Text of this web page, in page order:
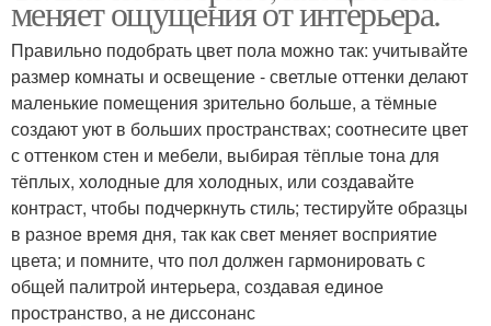
меняет ощущения от интерьера.
Правильно подобрать цвет пола можно так: учитывайте
размер комнаты и освещение - светлые оттенки делают
маленькие помещения зрительно больше, а тёмные
создают уют в больших пространствах; соотнесите цвет
с оттенком стен и мебели, выбирая тёплые тона для
тёплых, холодные для холодных, или создавайте
контраст, чтобы подчеркнуть стиль; тестируйте образцы
в разное время дня, так как свет меняет восприятие
цвета; и помните, что пол должен гармонировать с
общей палитрой интерьера, создавая единое
пространство, а не диссонанс